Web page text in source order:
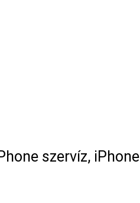
szervíz, iPhone